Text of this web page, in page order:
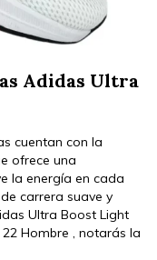
Adidas Ultra
cuentan con la
ofrece una
la energía en cada
carrera suave y
Ultra Boost Light
Hombre , notarás la